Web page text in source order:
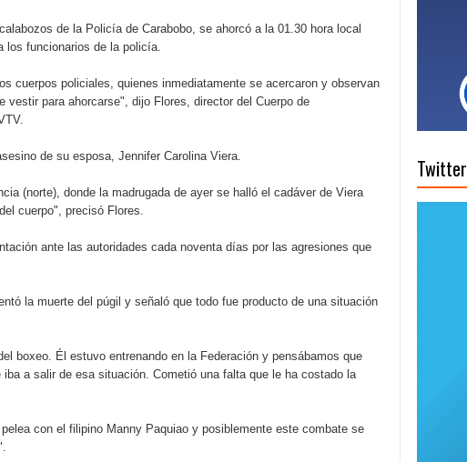
seguirá impulsando la seguridad alimentaria tras salida de RD
el segundo Foro del Ahorro y la Inversión “Reserva tu Capital”
de Retención de Vehículos de Pedro Brand
se convierte en la primera empresa del sector con Sistema de Gestión
Nacional Dominicano pondrán su sello a la Ceremonia Centenaria bajo
de la Policía de Carabobo, se ahorcó a la 01.30 hora local
los funcionarios de la policía.
cuerpos policiales, quienes inmediatamente se acercaron y observan
vestir para ahorcarse", dijo Flores, director del Cuerpo de
de su esposa, Jennifer Carolina Viera.
(norte), donde la madrugada de ayer se halló el cadáver de Viera
cuerpo", precisó Flores.
ante las autoridades cada noventa días por las agresiones que
la muerte del púgil y señaló que todo fue producto de una situación
boxeo. Él estuvo entrenando en la Federación y pensábamos que
a salir de esa situación. Cometió una falta que le ha costado la
con el filipino Manny Paquiao y posiblemente este combate se
Twitter